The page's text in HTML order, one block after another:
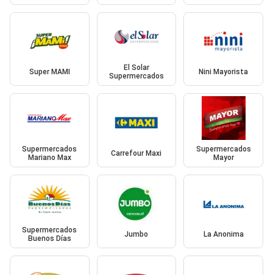
Super MAMI
El Solar
Supermercados
Nini Mayorista
Supermercados
Mariano Max
Carrefour Maxi
Supermercados
Mayor
Supermercados
Buenos Días
Jumbo La Anonima